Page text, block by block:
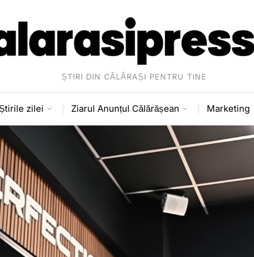
ȘTIRI DIN CĂLĂRAȘI PENTRU TINE
zilei Ziarul Anunțul Călărășean Marketing